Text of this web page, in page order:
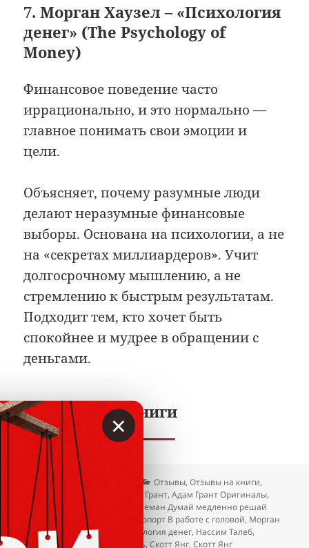
7. Морган Хаузел – «Психология
денег» (The Psychology of
Money)
Финансовое поведение часто
иррационально, и это нормально —
главное понимать свои эмоции и
цели.
Объясняет, почему разумные люди
делают неразумные финансовые
выборы. Основана на психологии, а не
на «секретах миллиардеров». Учит
долгосрочному мышлению, а не
стремлению к быстрым результатам.
Подходит тем, кто хочет быть
спокойнее и мудрее в обращении с
деньгами.
Полезно про книги
Опубликовано
08.07.2026 Рубрики
Отзывы,Отзывы на книги,
Самое интересное
Метки
Адам Грант,Адам Грант Оригиналы,
Дэниел Канеман
Дэниел Канеман Думай медленно решай
быстро
,Кэл Ньюпорт Кэл Ньюпорт В работе с головой, Морган
Хаузел,Морган Хаузел Психология денег, Нассим Талеб,
Нассим Талеб Чёрный лебедь,Скотт Янг,Скотт Янг
×